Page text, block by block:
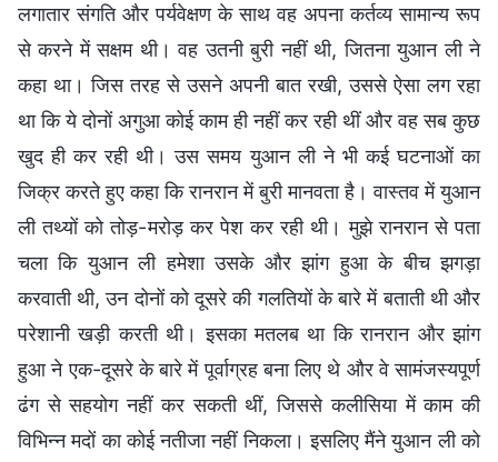
लगातार संगति और पर्यवेक्षण के साथ वह अपना कर्तव्य सामान्य रूप
से करने में सक्षम थी। वह उतनी बुरी नहीं थी, जितना युआन ली ने
कहा था। जिस तरह से उसने अपनी बात रखी, उससे ऐसा लग रहा
था कि ये दोनों अगुआ कोई काम ही नहीं कर रही थीं और वह सब कुछ
खुद ही कर रही थी। उस समय युआन ली ने भी कई घटनाओं का
जिक्र करते हुए कहा कि रानरान में बुरी मानवता है। वास्तव में युआन
ली तथ्यों को तोड़-मरोड़ कर पेश कर रही थी। मुझे रानरान से पता
चला कि युआन ली हमेशा उसके और झांग हुआ के बीच झगड़ा
करवाती थी, उन दोनों को दूसरे की गलतियों के बारे में बताती थी और
परेशानी खड़ी करती थी। इसका मतलब था कि रानरान और झांग
हुआ ने एक-दूसरे के बारे में पूर्वाग्रह बना लिए थे और वे सामंजस्यपूर्ण
ढंग से सहयोग नहीं कर सकती थीं, जिससे कलीसिया में काम की
विभिन्न मदों का कोई नतीजा नहीं निकला। इसलिए मैंने युआन ली को